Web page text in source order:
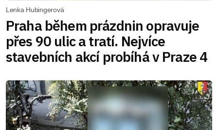
Lenka Hubingerová
Praha během prázdnin opravuje
přes 90 ulic a tratí. Nejvíce
stavebních akcí probíhá v Praze 4